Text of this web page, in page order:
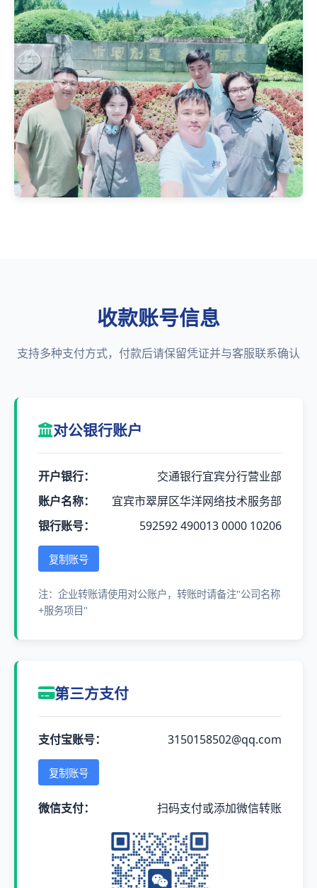
收款账号信息
支持多种支付方式，付款后请保留凭证并与客服联系确认
对公银行账户
开户银行：
交通银行宜宾分行营业部
账户名称：
宜宾市翠屏区华洋网络技术服务部
银行账号：
592592 490013 0000 10206
复制账号
注：企业转账请使用对公账户，转账时请备注"公司名称
+服务项目"
第三方支付
支付宝账号： 3150158502@qq.com
复制账号
微信支付： 扫码支付或添加微信转账